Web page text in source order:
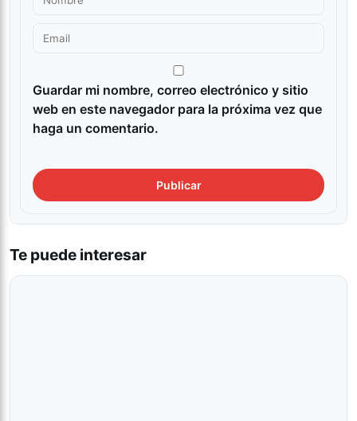
Guardar mi nombre, correo electrónico y sitio
web en este navegador para la próxima vez que
haga un comentario.
Te puede interesar